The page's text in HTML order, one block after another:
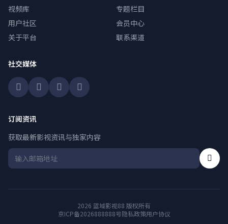
视频库
专题栏目
用户社区
会员中心
关于平台
联系渠道
社交媒体
订阅资讯
获取最新影视资讯与独家内容
2026 蓝域影视88 版权所有
京ICP备2026888888号隐私政策用户协议